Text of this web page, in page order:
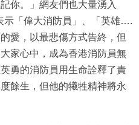
你。」網友們也大量湧入
示「偉大消防員」、「英雄….
愛，以最悲傷方式告終，但
家心中，成為香港消防員無
勇的消防員用生命詮釋了責
餘生，但他的犧牲精神將永